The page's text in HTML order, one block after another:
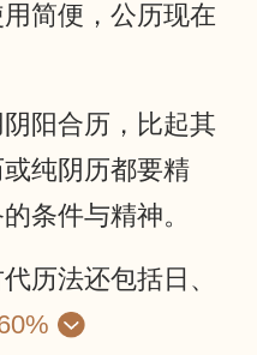
简便，公历现在
阳合历，比起其
纯阴历都要精
条件与精神。
法还包括日、
计算；昏、旦中